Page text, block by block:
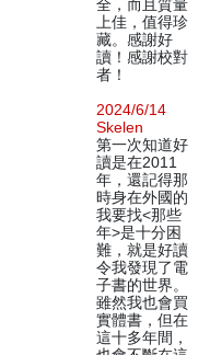
全，而且質量
上佳，值得珍
藏。感謝好
讀！感謝校對
者！
2024/6/14
Skelen
第一次知道好
讀是在2011
年，還記得那
時身在外國的
我要找<那些
年>是十分困
難，就是好讀
令我發現了電
子書的世界。
雖然我也會買
實體書，但在
這十多年間，